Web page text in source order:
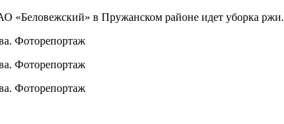
«Беловежский» в Пружанском районе идет уборка ржи.